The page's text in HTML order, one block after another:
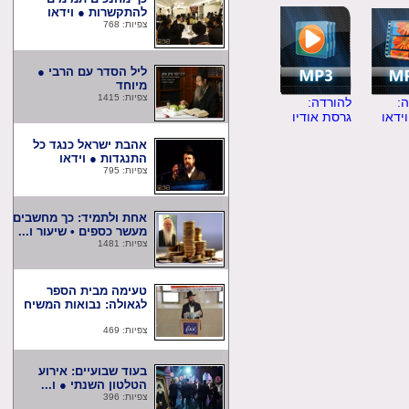
להורדה:
גרסת אודיו
להתקשרות ● וידאו
צפיות: 768
ליל הסדר עם הרבי ●
מיוחד
צפיות: 1415
אהבת ישראל כנגד כל
התנגדות ● וידאו
צפיות: 795
אחת ולתמיד: כך מחשבים
מעשר כספים • שיעור ו...
צפיות: 1481
טעימה מבית הספר
לגאולה: נבואות המשיח
צפיות: 469
בעוד שבועיים: אירוע
הטלטון השנתי ● ו...
צפיות: 396